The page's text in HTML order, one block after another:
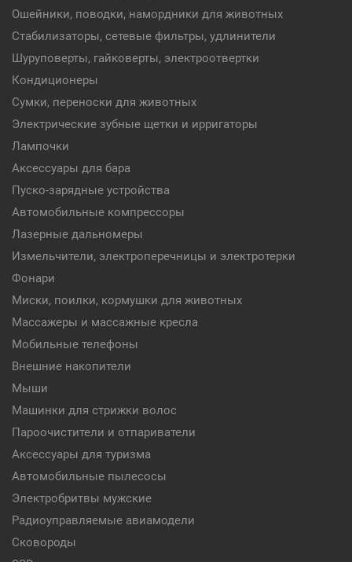
Ошейники, поводки, намордники для животных
Стабилизаторы, сетевые фильтры, удлинители
Шуруповерты, гайковерты, электроотвертки
Кондиционеры
Сумки, переноски для животных
Электрические зубные щетки и ирригаторы
Лампочки
Аксессуары для бара
Пуско-зарядные устройства
Автомобильные компрессоры
Лазерные дальномеры
Измельчители, электроперечницы и электротерки
Фонари
Миски, поилки, кормушки для животных
Массажеры и массажные кресла
Мобильные телефоны
Внешние накопители
Мыши
Машинки для стрижки волос
Пароочистители и отпариватели
Аксессуары для туризма
Автомобильные пылесосы
Электробритвы мужские
Радиоуправляемые авиамодели
Сковороды